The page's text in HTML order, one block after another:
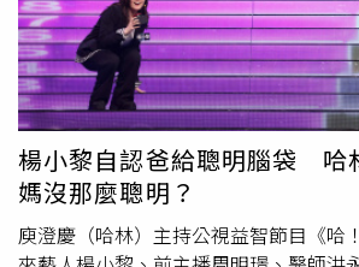
而庾澄慶夫妻則和張嘉和慢慢走出酒店
互告別後各自乘車離去。邱垂元、張嘉
色高級廂型車，身邊還有隨扈保鑣陪同
張嘉和與張嘉欣姊妹一同離開餐廳。（
嘉和（右起）、張嘉欣、張嘉恆三姊妹
（圖／翻攝自張嘉欣臉書）張嘉和曾多
郎。（圖／本刊資料照）張嘉和是庾澄
欣的姊姊，少女時期曾是廣告明星，15
楊小黎自認爸給聰明腦袋 哈
媽沒那麼聰明？
庾澄慶（哈林）主持公視益智節目《哈